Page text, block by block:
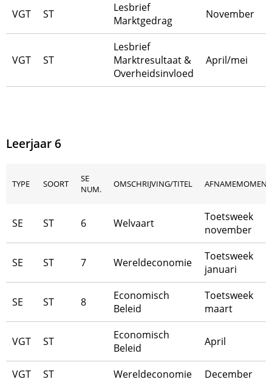
VGT ST
Lesbrief
Marktgedrag
November
VGT ST
Lesbrief
Marktresultaat &
Overheidsinvloed
April/mei
Leerjaar 6
TYPE SOORT
SE
NUM.
OMSCHRIJVING/TITEL AFNAMEMOMENT
SE ST 6 Welvaart
Toetsweek
november
SE ST 7 Wereldeconomie
Toetsweek
januari
SE ST 8
Economisch
Beleid
Toetsweek
maart
VGT ST
Economisch
Beleid
April
VGT ST Wereldeconomie December